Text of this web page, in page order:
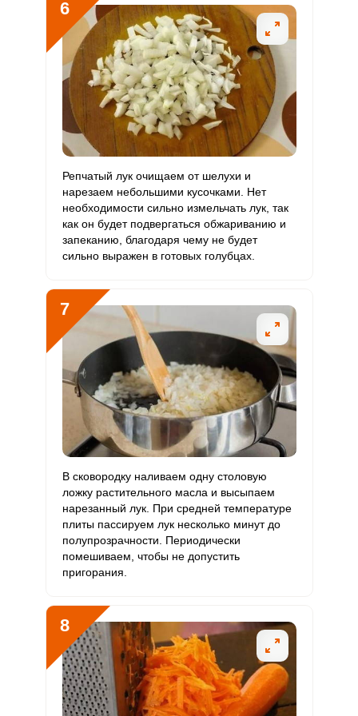
6
Репчатый лук очищаем от шелухи и
нарезаем небольшими кусочками. Нет
необходимости сильно измельчать лук, так
как он будет подвергаться обжариванию и
запеканию, благодаря чему не будет
сильно выражен в готовых голубцах.
7
В сковородку наливаем одну столовую
ложку растительного масла и высыпаем
нарезанный лук. При средней температуре
плиты пассируем лук несколько минут до
полупрозрачности. Периодически
помешиваем, чтобы не допустить
пригорания.
8
ВХОД
ЕЩЕ НЕ ЗАРЕГИСТРИРОВАННЫ?
Забыли пароль?
тонкой соломкой, можно нарезать произвольными
кусочками максимально мелкого размера. Также
удобно воспользоваться комбайном или овощерезкой.
Политикой конфиденциальности,Политикой обработки
персональных данныхиПользовательским соглашением
ОТПРАВИТЬ СООБЩЕНИЕ